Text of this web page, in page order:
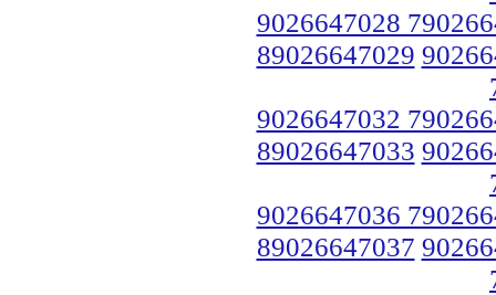
9026647028
89026647029
9026647032
89026647033
9026647036
89026647037